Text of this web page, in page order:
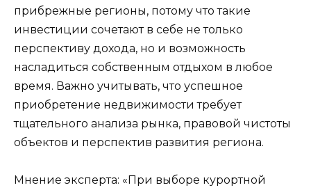
прибрежные регионы, потому что такие
инвестиции сочетают в себе не только
перспективу дохода, но и возможность
насладиться собственным отдыхом в любое
время. Важно учитывать, что успешное
приобретение недвижимости требует
тщательного анализа рынка, правовой чистоты
объектов и перспектив развития региона.
Мнение эксперта: «При выборе курортной